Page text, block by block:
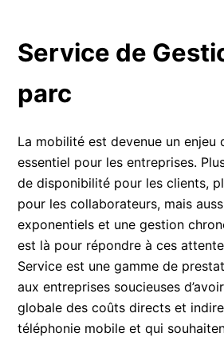
Service de
parc
La mobilité est devenue un
essentiel pour les entreprises.
de disponibilité pour les clients,
pour les collaborateurs, mais
exponentiels et une gestion
est là pour répondre à ces
Service est une gamme de
aux entreprises soucieuses
globale des coûts directs et
téléphonie mobile et qui